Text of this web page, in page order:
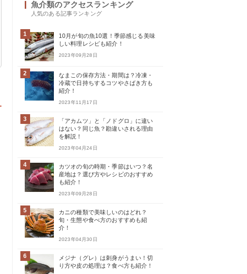
魚介類のアクセスランキング
人気のある記事ランキング
1
10月が旬の魚10選！季節感じる美味
しい料理レシピも紹介！
2023年09月28日
2
なまこの保存方法・期間は？冷凍・
冷蔵で日持ちするコツやさばき方も
紹介！
2023年11月17日
3
「アカムツ」と「ノドグロ」に違い
はない？同じ魚？勘違いされる理由
を解説！
2023年04月24日
4
カツオの旬の時期・季節はいつ？名
産地は？選び方やレシピのおすすめ
も紹介！
2023年09月28日
5
カニの種類で美味しいのはどれ？
旬・生態や食べ方のおすすめも紹
介！
2023年04月30日
6
メジナ（グレ）は刺身がうまい！切
り方や皮の処理は？食べ方も紹介！